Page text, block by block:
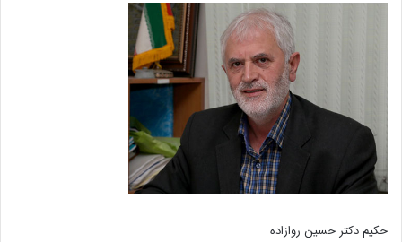
حکیم دکتر حسین روازاده